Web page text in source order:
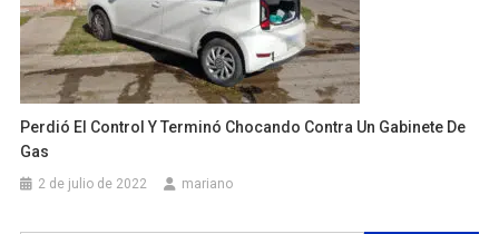
Perdió El Control Y Terminó Chocando Contra Un Gabinete De
Gas
2 de julio de 2022 mariano